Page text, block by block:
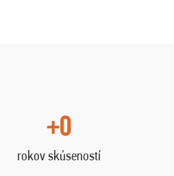
+0
rokov skúseností